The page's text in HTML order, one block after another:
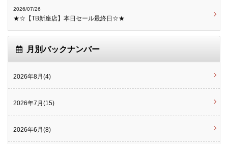
2026/07/26
★☆【TB新座店】本日セール最終日☆★
月別バックナンバー
2026年8月(4)
2026年7月(15)
2026年6月(8)